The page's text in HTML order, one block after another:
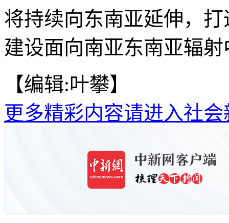
将持续向东南亚延伸，
建设面向南亚东南亚辐
【编辑:叶攀】
更多精彩内容请进入社会